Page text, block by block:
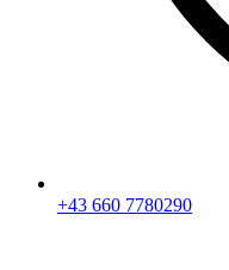
+43 660 7780290